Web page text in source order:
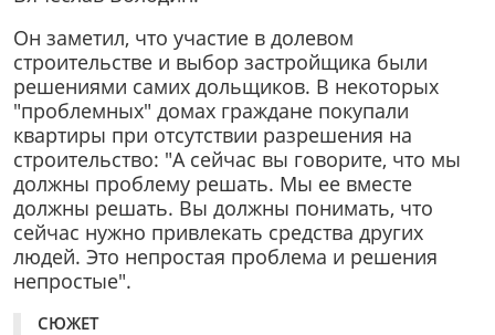
Он заметил, что участие в долевом
строительстве и выбор застройщика были
решениями самих дольщиков. В некоторых
"проблемных" домах граждане покупали
квартиры при отсутствии разрешения на
строительство: "А сейчас вы говорите, что мы
должны проблему решать. Мы ее вместе
должны решать. Вы должны понимать, что
сейчас нужно привлекать средства других
людей. Это непростая проблема и решения
непростые".
СЮЖЕТ